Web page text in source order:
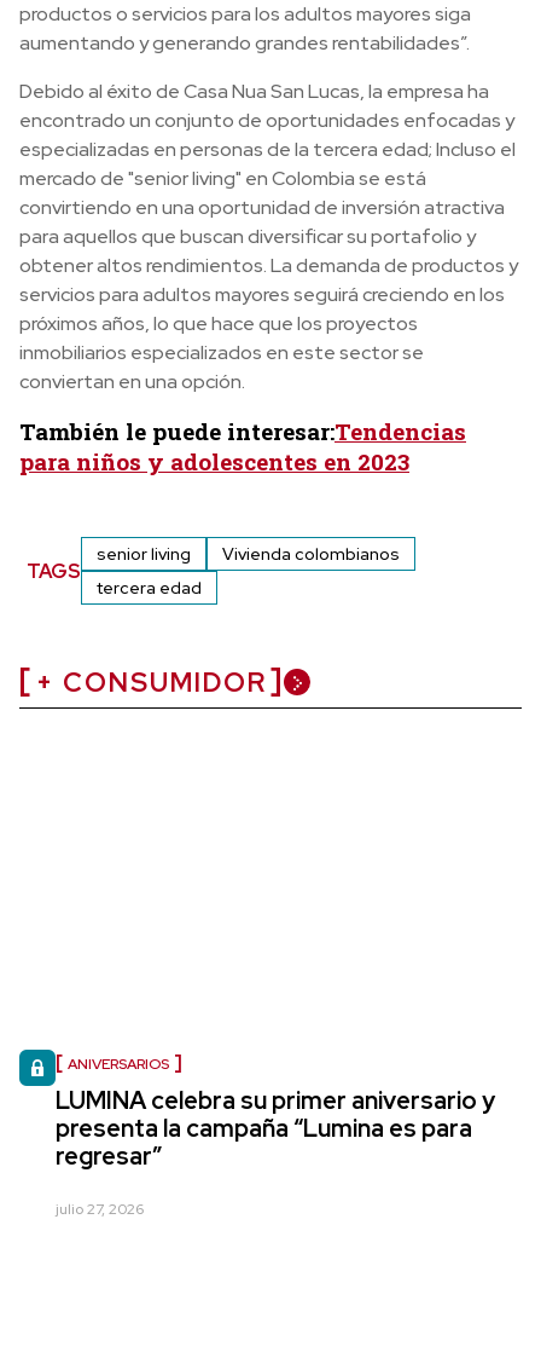
productos o servicios para los adultos mayores siga
aumentando y generando grandes rentabilidades”.
Debido al éxito de Casa Nua San Lucas, la empresa ha
encontrado un conjunto de oportunidades enfocadas y
especializadas en personas de la tercera edad; Incluso el
mercado de "senior living" en Colombia se está
convirtiendo en una oportunidad de inversión atractiva
para aquellos que buscan diversificar su portafolio y
obtener altos rendimientos. La demanda de productos y
servicios para adultos mayores seguirá creciendo en los
próximos años, lo que hace que los proyectos
inmobiliarios especializados en este sector se
conviertan en una opción.
También le puede interesar:Tendencias
para niños y adolescentes en 2023
TAGS
senior living
Vivienda colombianos
tercera edad
+ CONSUMIDOR
ANIVERSARIOS
LUMINA celebra su primer aniversario y
presenta la campaña “Lumina es para
regresar”
julio 27, 2026